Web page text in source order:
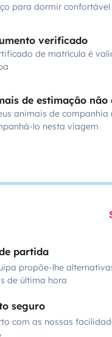
para dormir
verificado
de matrícula é
de estimação não
animais de
lo nesta viagem
partida
propõe-lhe
de última hora
seguro
com as nossas